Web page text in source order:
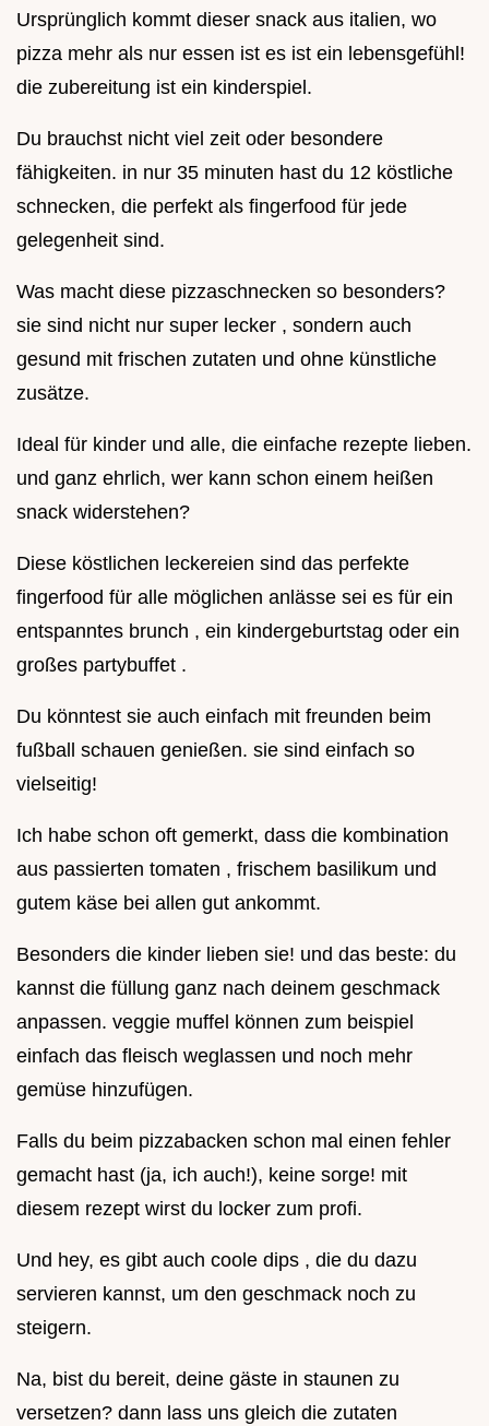
Ursprünglich kommt dieser snack aus italien, wo
pizza mehr als nur essen ist es ist ein lebensgefühl!
die zubereitung ist ein kinderspiel.
Du brauchst nicht viel zeit oder besondere
fähigkeiten. in nur 35 minuten hast du 12 köstliche
schnecken, die perfekt als fingerfood für jede
gelegenheit sind.
Was macht diese pizzaschnecken so besonders?
sie sind nicht nur super lecker , sondern auch
gesund mit frischen zutaten und ohne künstliche
zusätze.
Ideal für kinder und alle, die einfache rezepte lieben.
und ganz ehrlich, wer kann schon einem heißen
snack widerstehen?
Diese köstlichen leckereien sind das perfekte
fingerfood für alle möglichen anlässe sei es für ein
entspanntes brunch , ein kindergeburtstag oder ein
großes partybuffet .
Du könntest sie auch einfach mit freunden beim
fußball schauen genießen. sie sind einfach so
vielseitig!
Ich habe schon oft gemerkt, dass die kombination
aus passierten tomaten , frischem basilikum und
gutem käse bei allen gut ankommt.
Besonders die kinder lieben sie! und das beste: du
kannst die füllung ganz nach deinem geschmack
anpassen. veggie muffel können zum beispiel
einfach das fleisch weglassen und noch mehr
gemüse hinzufügen.
Falls du beim pizzabacken schon mal einen fehler
gemacht hast (ja, ich auch!), keine sorge! mit
diesem rezept wirst du locker zum profi.
Und hey, es gibt auch coole dips , die du dazu
servieren kannst, um den geschmack noch zu
steigern.
Na, bist du bereit, deine gäste in staunen zu
versetzen? dann lass uns gleich die zutaten